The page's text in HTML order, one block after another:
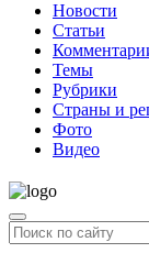
Новости
Статьи
Темы
Рубрики
Страны и
Фото
Видео